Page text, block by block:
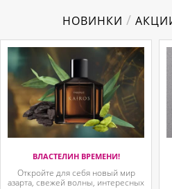
НОВИНКИ /
ВЛАСТЕЛИН ВРЕМЕНИ!
Откройте для себя новый мир
азарта, свежей волны, интересных